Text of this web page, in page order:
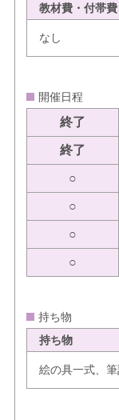
教材費・付帯費
なし
開催日程
終了
終了
○
○
○
○
持ち物
持ち物
絵の具一式、